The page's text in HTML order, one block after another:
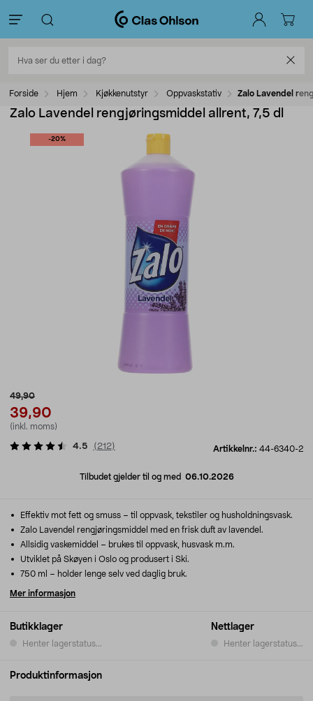
Forside Hjem Kjøkkenutstyr Oppvaskstativ Zalo Lavendel
Zalo Lavendel rengjøringsmiddel allrent, 7,5 dl
-20%
49,90
39,90
(inkl. moms)
Artikkelnr.: 44-6340-2
4.5 ( 212)
Tilbudet gjelder til og med 06.10.2026
Butikklager
Henter lagerstatus...
Nettlager
Henter lagerstatus...
Effektiv mot fett og smuss – til oppvask, tekstiler og husholdningsvask.
Zalo Lavendel rengjøringsmiddel med en frisk duft av lavendel.
Allsidig vaskemiddel – brukes til oppvask, husvask m.m.
Utviklet på Skøyen i Oslo og produsert i Ski.
750 ml – holder lenge selv ved daglig bruk.
Mer informasjon
Produktinformasjon